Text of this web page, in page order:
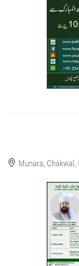
Munara, Chakwal,